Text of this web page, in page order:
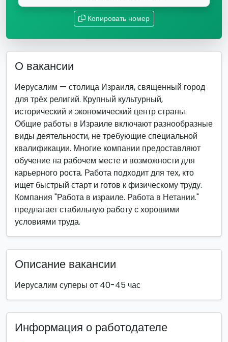
Копировать номер
О вакансии
Иерусалим — столица Израиля, священный город
для трёх религий. Крупный культурный,
исторический и экономический центр страны.
Общие работы в Израиле включают разнообразные
виды деятельности, не требующие специальной
квалификации. Многие компании предоставляют
обучение на рабочем месте и возможности для
карьерного роста. Работа подходит для тех, кто
ищет быстрый старт и готов к физическому труду.
Компания "Работа в израиле. Работа в Нетании."
предлагает стабильную работу с хорошими
условиями труда.
Описание вакансии
Иерусалим суперы от 40-45 час
Информация о работодателе